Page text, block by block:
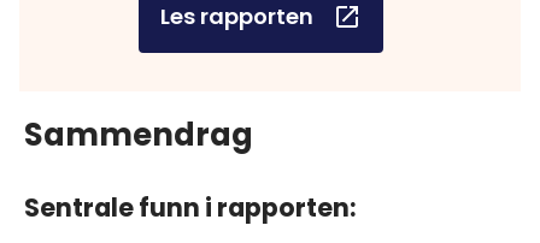
Les rapporten
Sammendrag
Sentrale funn i rapporten: